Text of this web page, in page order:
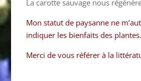
La carotte sauvage nous
Mon statut de paysanne ne
indiquer les bienfaits des plantes.
Merci de vous référer à la